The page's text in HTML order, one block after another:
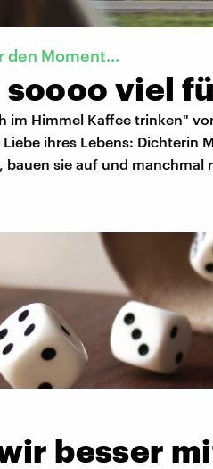
den Moment...
viel
im Himmel Kaffee trinken"
ihres Lebens: Dichterin
bauen sie auf und manchmal
besser